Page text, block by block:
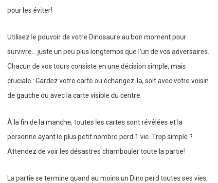
pour les éviter!
Utilisez le pouvoir de votre Dinosaure au bon moment pour
survivre... juste un peu plus longtemps que l’un de vos adversaires.
Chacun de vos tours consiste en une décision simple, mais
cruciale : Gardez votre carte ou échangez-la, soit avec votre voisin
de gauche ou avec la carte visible du centre.
À la fin de la manche, toutes les cartes sont révélées et la
personne ayant le plus petit nombre perd 1 vie. Trop simple ?
Attendez de voir les désastres chambouler toute la partie!
La partie se termine quand au moins un Dino perd toutes ses vies,